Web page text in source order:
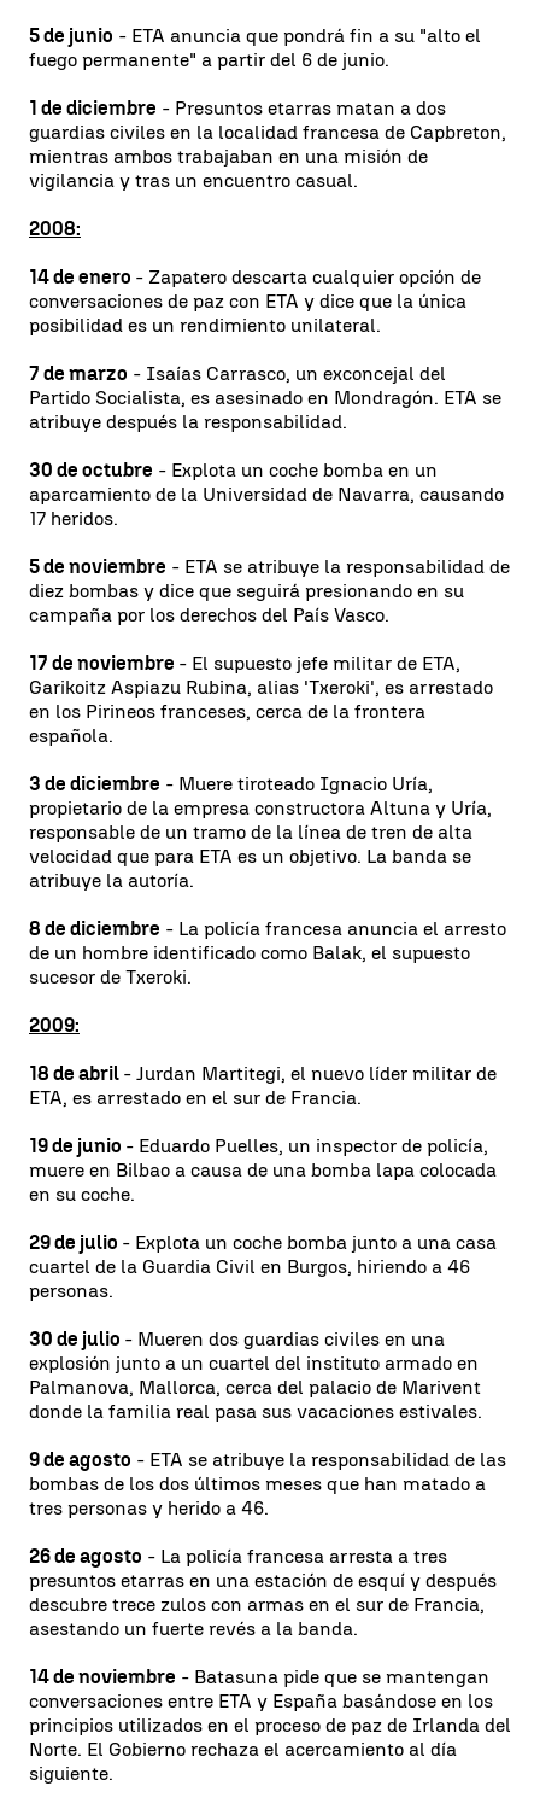
5 de junio - ETA anuncia que pondrá fin a su "alto el
fuego permanente" a partir del 6 de junio.
1 de diciembre - Presuntos etarras matan a dos
guardias civiles en la localidad francesa de Capbreton,
mientras ambos trabajaban en una misión de
vigilancia y tras un encuentro casual.
2008:
14 de enero - Zapatero descarta cualquier opción de
conversaciones de paz con ETA y dice que la única
posibilidad es un rendimiento unilateral.
7 de marzo - Isaías Carrasco, un exconcejal del
Partido Socialista, es asesinado en Mondragón. ETA se
atribuye después la responsabilidad.
30 de octubre - Explota un coche bomba en un
aparcamiento de la Universidad de Navarra, causando
17 heridos.
5 de noviembre - ETA se atribuye la responsabilidad de
diez bombas y dice que seguirá presionando en su
campaña por los derechos del País Vasco.
17 de noviembre - El supuesto jefe militar de ETA,
Garikoitz Aspiazu Rubina, alias 'Txeroki', es arrestado
en los Pirineos franceses, cerca de la frontera
española.
3 de diciembre - Muere tiroteado Ignacio Uría,
propietario de la empresa constructora Altuna y Uría,
responsable de un tramo de la línea de tren de alta
velocidad que para ETA es un objetivo. La banda se
atribuye la autoría.
8 de diciembre - La policía francesa anuncia el arresto
de un hombre identificado como Balak, el supuesto
sucesor de Txeroki.
2009:
18 de abril - Jurdan Martitegi, el nuevo líder militar de
ETA, es arrestado en el sur de Francia.
19 de junio - Eduardo Puelles, un inspector de policía,
muere en Bilbao a causa de una bomba lapa colocada
en su coche.
29 de julio - Explota un coche bomba junto a una casa
cuartel de la Guardia Civil en Burgos, hiriendo a 46
personas.
30 de julio - Mueren dos guardias civiles en una
explosión junto a un cuartel del instituto armado en
Palmanova, Mallorca, cerca del palacio de Marivent
donde la familia real pasa sus vacaciones estivales.
9 de agosto - ETA se atribuye la responsabilidad de las
bombas de los dos últimos meses que han matado a
tres personas y herido a 46.
26 de agosto - La policía francesa arresta a tres
presuntos etarras en una estación de esquí y después
descubre trece zulos con armas en el sur de Francia,
asestando un fuerte revés a la banda.
14 de noviembre - Batasuna pide que se mantengan
conversaciones entre ETA y España basándose en los
principios utilizados en el proceso de paz de Irlanda del
Norte. El Gobierno rechaza el acercamiento al día
siguiente.